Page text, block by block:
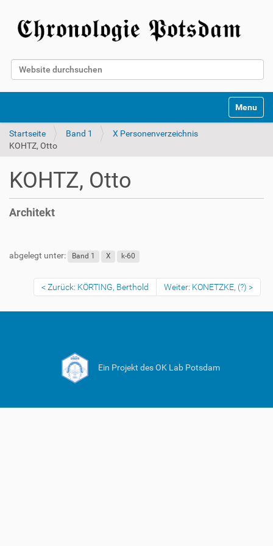
Website durchsuchen
Toggle
Startseite Band 1
X Personenverzeichnis
KOHTZ, Otto
KOHTZ, Otto
Architekt
abgelegt unter: Band 1 X k-60
Zurück: KÖRTING, Berthold Weiter: KONETZKE, (?)
Ein Projekt des OK Lab Potsdam